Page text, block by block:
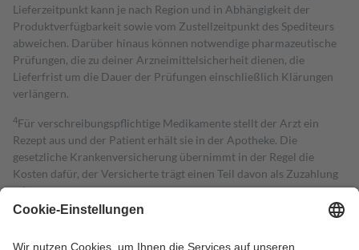
Lieferzeitpunkt kann je nach Region und in Abhängigkeit der
Produktverfügbarkeit sowie vom Zustellzeitpunkt des Spediteurs
abweichen. Darüber hinaus können notwendige pharmazeutische
Prüfungen, die zu deiner Arzneimittelsicherheit dienen, die
Lieferfrist um die Dauer der Prüfungen einschließlich Klärungen
verlängern.
4Für verschreibungspflichtige Medikamente stellt der Arzt ein
Rezept aus und der Patient erhält sie in der Apotheke. Die
gesetzliche Krankenversicherung übernimmt in der Regel die
Kosten dafür, der Versicherte trägt einen Teil davon als Zuzahlung
mit.
Grundsätzlich leisten Mitglieder Zuzahlungen in Höhe von zehn
höchstens zehn Euro.
Es sind jedoch nie mehr als die tatsächlichen